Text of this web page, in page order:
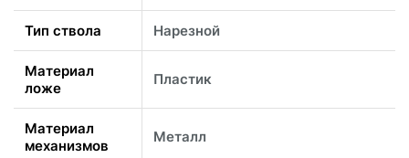
Тип ствола Нарезной
Материал
ложе
Пластик
Материал
механизмов
Металл